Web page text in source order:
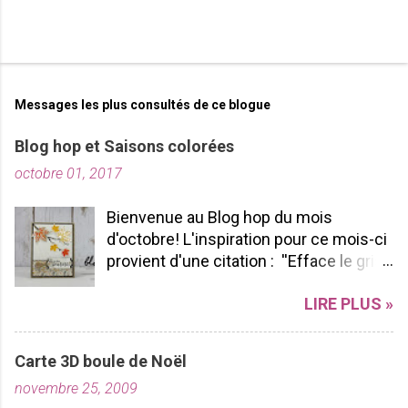
Messages les plus consultés de ce blogue
Blog hop et Saisons colorées
octobre 01, 2017
Bienvenue au Blog hop du mois
d'octobre! L'inspiration pour ce mois-ci
provient d'une citation : ''Efface le gris
possèdes à l'intérieur!'' -pablopicasso
laisser des commentaires ça fait
toujours plaisir à lire! Bon Blog hop à
LIRE PLUS »
Carte 3D boule de Noël
novembre 25, 2009